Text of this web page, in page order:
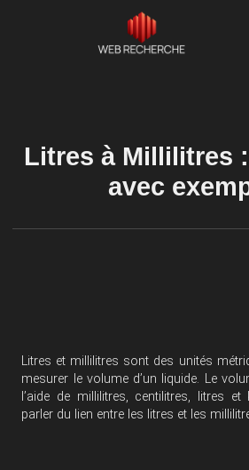
Litres à Millilitres
avec
Litres et millilitres sont des unités
mesurer le volume d’un liquide. Le
l’aide de millilitres, centilitres, litres
parler du lien entre les litres et les